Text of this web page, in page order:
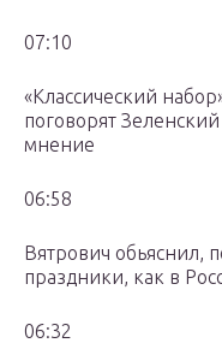
07:10
«Классический
поговорят
мнение
06:58
Вятрович обьяснил,
праздники, как в
06:32